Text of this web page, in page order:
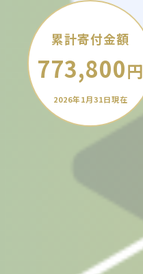
累計寄付金額
773,800円
2026年1月31日現在